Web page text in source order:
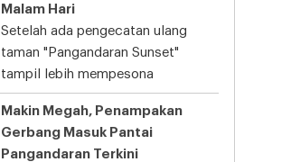
Malam Hari
Setelah ada pengecatan ulang
taman "Pangandaran Sunset"
tampil lebih mempesona
Makin Megah, Penampakan
Gerbang Masuk Pantai
Pangandaran Terkini